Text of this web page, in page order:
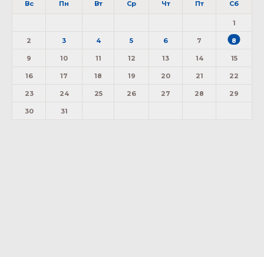
Вс Пн Вт Ср Чт Пт Сб
1
2 3 4 5 6 7 8
9 10 11 12 13 14 15
16 17 18 19 20 21 22
23 24 25 26 27 28 29
30 31